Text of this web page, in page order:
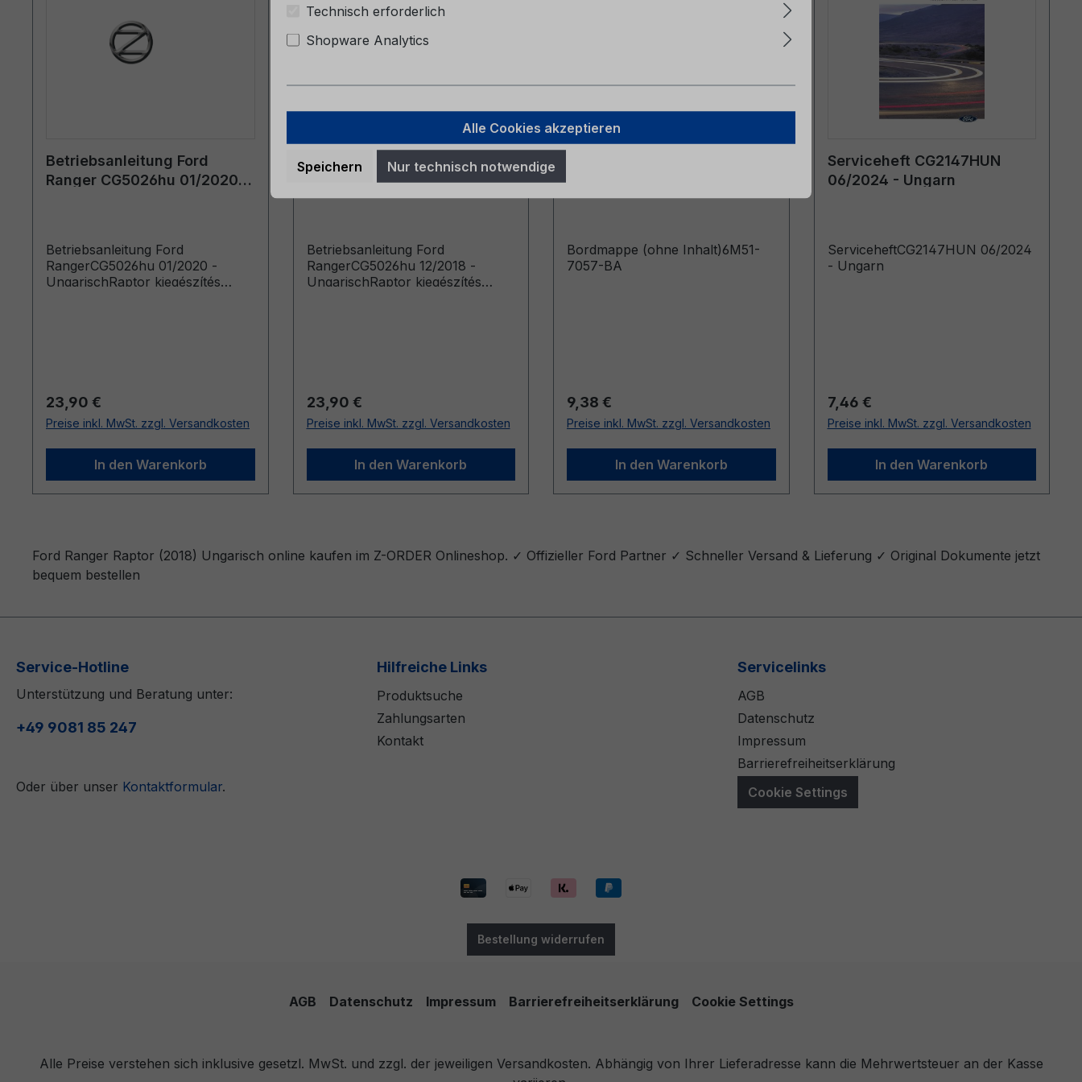
Betriebsanleitung Ford
Ranger CG5026hu 01/2020 -
Betriebsanleitung Ford
RangerCG5026hu 01/2020 -
UngarischRaptor kiegészítés
Regulärer Preis:
23,90 €
Preise inkl. MwSt. zzgl. Versandkosten
In den Warenkorb
Betriebsanleitung Ford
Ranger CG5026hu 12/2018 -
Ungarisch
Betriebsanleitung Ford
RangerCG5026hu 12/2018 -
UngarischRaptor kiegészítés
Regulärer Preis:
23,90 €
Preise inkl. MwSt. zzgl. Versandkosten
In den Warenkorb
Bordmappe (ohne Inhalt)6M51-
7057-BA
Regulärer Preis:
9,38 €
Preise inkl. MwSt. zzgl. Versandkosten
In den Warenkorb
Serviceheft CG2147HUN
06/2024 - Ungarn
ServiceheftCG2147HUN 06/2024
- Ungarn
Regulärer Preis:
7,46 €
Preise inkl. MwSt. zzgl. Versandkosten
In den Warenkorb
Ford Ranger Raptor (2018) Ungarisch online kaufen im Z-ORDER Onlineshop. ✓ Offizieller Ford Partner ✓ Schneller Versand & Lieferung ✓ Original Dokumente jetzt
bequem bestellen
Service-Hotline
Unterstützung und Beratung unter:
+49 9081 85 247
Oder über unser Kontaktformular.
Hilfreiche Links
Produktsuche
Zahlungsarten
Kontakt
Servicelinks
AGB
Datenschutz
Impressum
Barrierefreiheitserklärung
Cookie Settings
Bestellung widerrufen
AGB Datenschutz Impressum Barrierefreiheitserklärung Cookie Settings
Alle Preise verstehen sich inklusive gesetzl. MwSt. und zzgl. der jeweiligen Versandkosten. Abhängig von Ihrer Lieferadresse kann die Mehrwertsteuer an der Kasse
Technisch erforderlich
Shopware Analytics
Alle Cookies akzeptieren
Speichern Nur technisch notwendige